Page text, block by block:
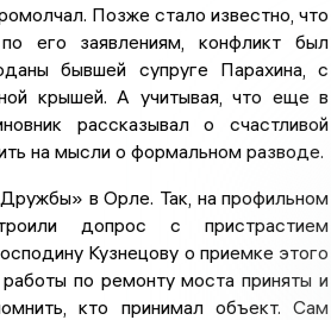
Позже стало известно, что
его заявлениям, конфликт был
бывшей супруге Парахина, с
крышей. А учитывая, что еще в
рассказывал о счастливой
на мысли о формальном разводе.
в Орле. Так, на профильном
допрос с пристрастием
Кузнецову о приемке этого
по ремонту моста приняты и
кто принимал объект. Сам